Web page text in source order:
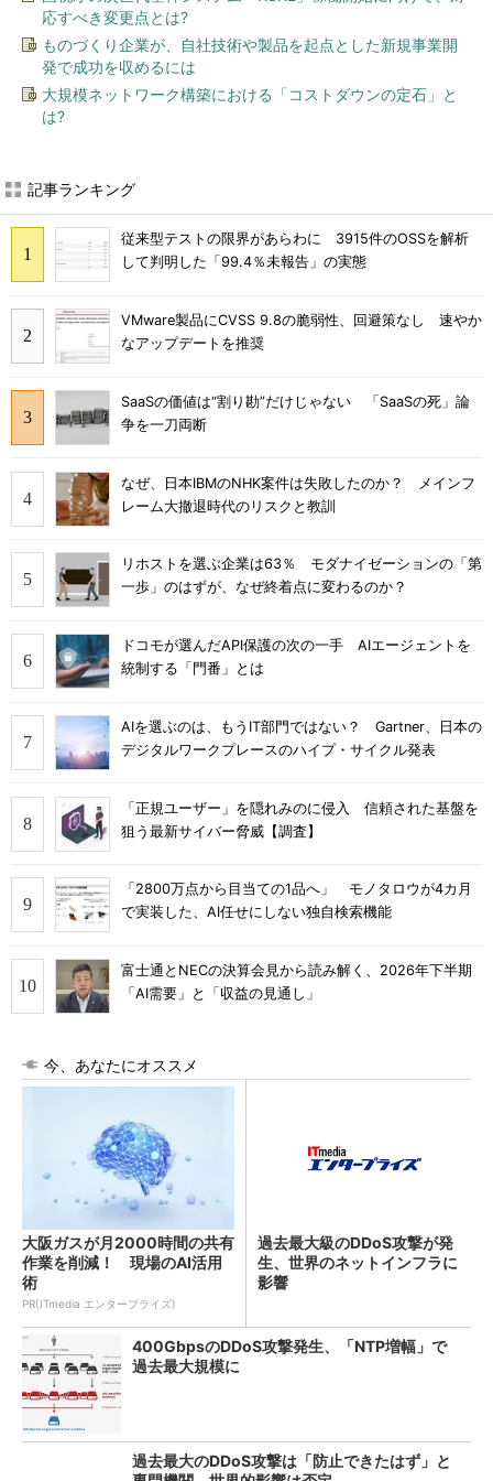
応すべき変更点とは?
ものづくり企業が、自社技術や製品を起点とした新規事業開
発で成功を収めるには
大規模ネットワーク構築における「コストダウンの定石」と
は?
記事ランキング
従来型テストの限界があらわに 3915件のOSSを解析
して判明した「99.4％未報告」の実態
VMware製品にCVSS 9.8の脆弱性、回避策なし 速やか
なアップデートを推奨
SaaSの価値は“割り勘”だけじゃない 「SaaSの死」論
争を一刀両断
なぜ、日本IBMのNHK案件は失敗したのか？ メインフ
レーム大撤退時代のリスクと教訓
リホストを選ぶ企業は63％ モダナイゼーションの「第
一歩」のはずが、なぜ終着点に変わるのか？
ドコモが選んだAPI保護の次の一手 AIエージェントを
統制する「門番」とは
AIを選ぶのは、もうIT部門ではない？ Gartner、日本の
デジタルワークプレースのハイプ・サイクル発表
「正規ユーザー」を隠れみのに侵入 信頼された基盤を
狙う最新サイバー脅威【調査】
「2800万点から目当ての1品へ」 モノタロウが4カ月
で実装した、AI任せにしない独自検索機能
富士通とNECの決算会見から読み解く、2026年下半期
「AI需要」と「収益の見通し」
今、あなたにオススメ
大阪ガスが月2000時間の共有
作業を削減！ 現場のAI活用
術
PR(ITmedia エンタープライズ)
過去最大級のDDoS攻撃が発
生、世界のネットインフラに
影響
400GbpsのDDoS攻撃発生、「NTP増幅」で
過去最大規模に
過去最大のDDoS攻撃は「防止できたはず」と